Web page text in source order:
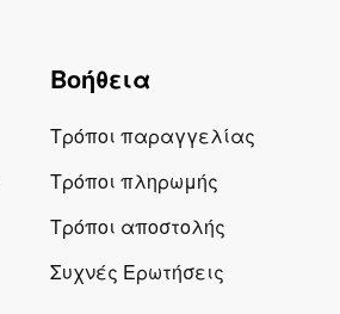
Βοήθεια
Τρόποι παραγγελίας
Τρόποι πληρωμής
Τρόποι αποστολής
Συχνές Ερωτήσεις